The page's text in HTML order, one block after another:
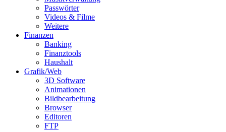
Passwörter
Videos & Filme
Weitere
Finanzen
Banking
Finanztools
Haushalt
Grafik/Web
3D Software
Animationen
Bildbearbeitung
Browser
Editoren
FTP